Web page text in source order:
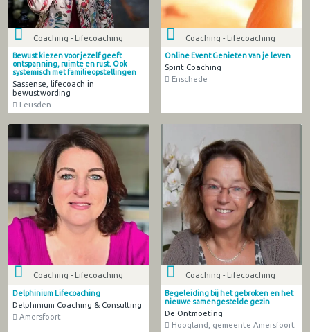
Coaching - Lifecoaching
Bewust kiezen voor jezelf geeft
ontspanning, ruimte en rust. Ook
systemisch met familieopstellingen
Sassense, lifecoach in
bewustwording
Leusden
Coaching - Lifecoaching
Online Event Genieten van je leven
Spirit Coaching
Enschede
Coaching - Lifecoaching
Delphinium Lifecoaching
Delphinium Coaching & Consulting
Amersfoort
Coaching - Lifecoaching
Begeleiding bij het gebroken en het
nieuwe samengestelde gezin
De Ontmoeting
Hoogland, gemeente Amersfoort